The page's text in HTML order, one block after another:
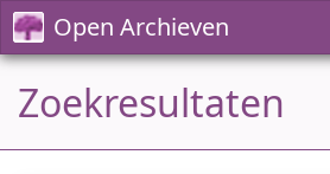
Open Archieven
Zoekresultaten